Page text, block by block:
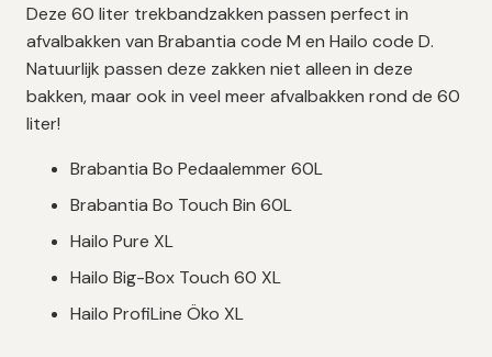
Deze 60 liter trekbandzakken passen perfect in
afvalbakken van Brabantia code M en Hailo code D.
Natuurlijk passen deze zakken niet alleen in deze
bakken, maar ook in veel meer afvalbakken rond de 60
liter!
Brabantia Bo Pedaalemmer 60L
Brabantia Bo Touch Bin 60L
Hailo Pure XL
Hailo Big-Box Touch 60 XL
Hailo ProfiLine Öko XL